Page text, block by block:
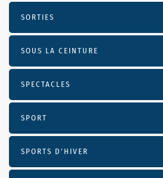
SORTIES
SOUS LA CEINTURE
SPECTACLES
SPORT
SPORTS D'HIVER